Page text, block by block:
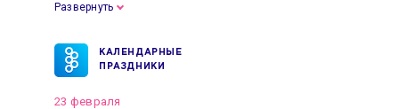
Развернуть
КАЛЕНДАРНЫЕ
ПРАЗДНИКИ
23 февраля